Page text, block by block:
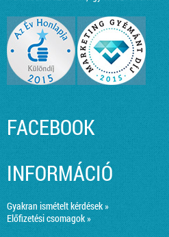
FACEBOOK
INFORMÁCIÓ
Gyakran ismételt kérdések »
Előfizetési csomagok »